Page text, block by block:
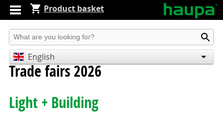
Product basket
Produkt suchen
English
Deutsch
Trade fairs 2026
Light + Building